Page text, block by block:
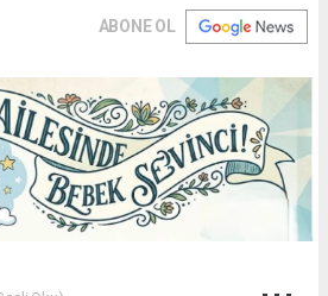
ABONE OL